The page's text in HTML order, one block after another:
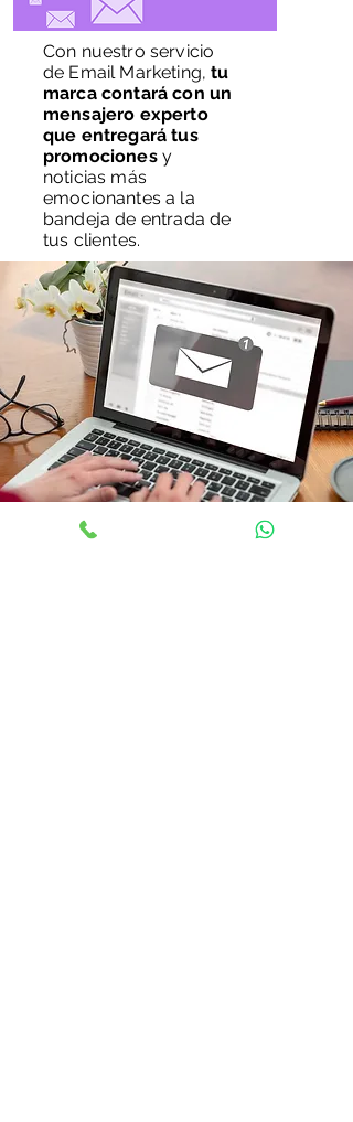
Con nuestro servicio
de Email Marketing,tu
marca contará con un
mensajero experto
que entregará tus
promociones y
noticias más
emocionantes a la
bandeja de entrada de
tus clientes.